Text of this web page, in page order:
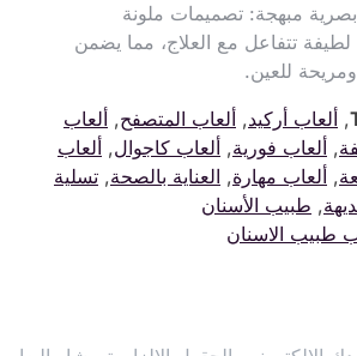
مبهجة: تصميمات ملونة
تتفاعل مع العلاج، مما يضمن
للعين.
, ألعاب أركيد, ألعاب المتصفح, ألعاب
, ألعاب فورية, ألعاب كاجوال, ألعاب
, ألعاب مهارة, العناية بالصحة, تسلية
, طبيب الأسنان
طبيب الاسنان